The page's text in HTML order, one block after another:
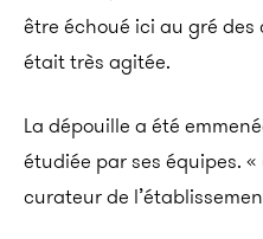
être échoué ici au gré des
était très agitée.
La dépouille a été
étudiée par ses équipes. «
curateur de